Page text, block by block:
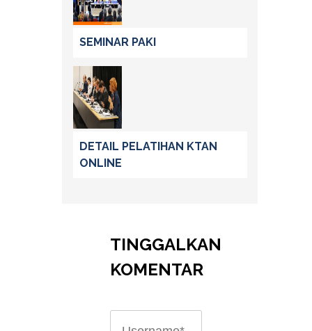
SEMINAR PAKI
DETAIL PELATIHAN KTAN
ONLINE
TINGGALKAN
KOMENTAR